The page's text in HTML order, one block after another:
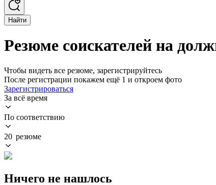
Найти
Резюме соискателей на
Чтобы видеть все резюме, зарегистрируйтесь
После регистрации покажем ещё 1 и откроем фото
Зарегистрироваться
За всё время
По соответствию
20 резюме
Ничего не нашлось